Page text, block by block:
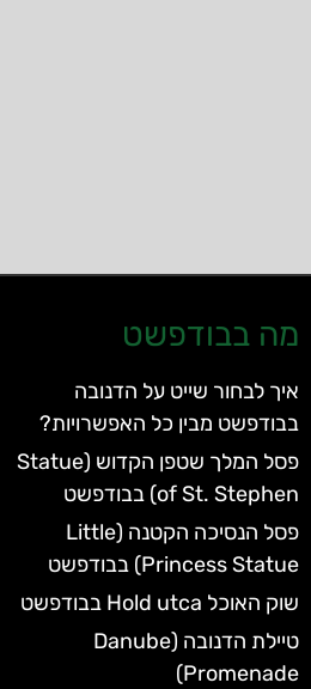
מה בבודפשט
איך לבחור שייט על הדנובה
בבודפשט מבין כל האפשרויות?
פסל המלך שטפן הקדוש (Statue
of St. Stephen) בבודפשט
פסל הנסיכה הקטנה (Little
Princess Statue) בבודפשט
שוק האוכל Hold utca בבודפשט
טיילת הדנובה (Danube
Promenade)